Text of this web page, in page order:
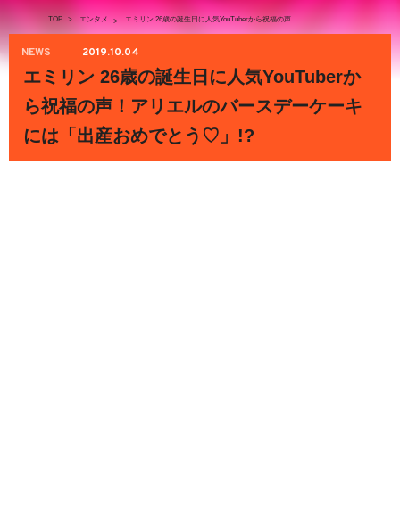
TOP > エンタメ > エミリン 26歳の誕生日に人気YouTuberから祝福の声！アリエルのバースデーケーキには「出産おめでとう♡」!?
NEWS 2019.10.04
エミリン 26歳の誕生日に人気YouTuberか
ら祝福の声！アリエルのバースデーケーキ
には「出産おめでとう♡」!?